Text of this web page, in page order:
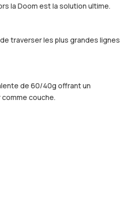
la Doom est la solution ultime.
traverser les plus grandes lignes
de 60/40g offrant un
couche.